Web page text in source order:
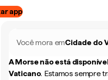
app
Você mora emCidade do
A Morse não está
Vaticano. Estamos sempre